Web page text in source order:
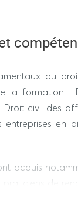
du
la formation :
Droit civil des
entreprises en
acquis
en